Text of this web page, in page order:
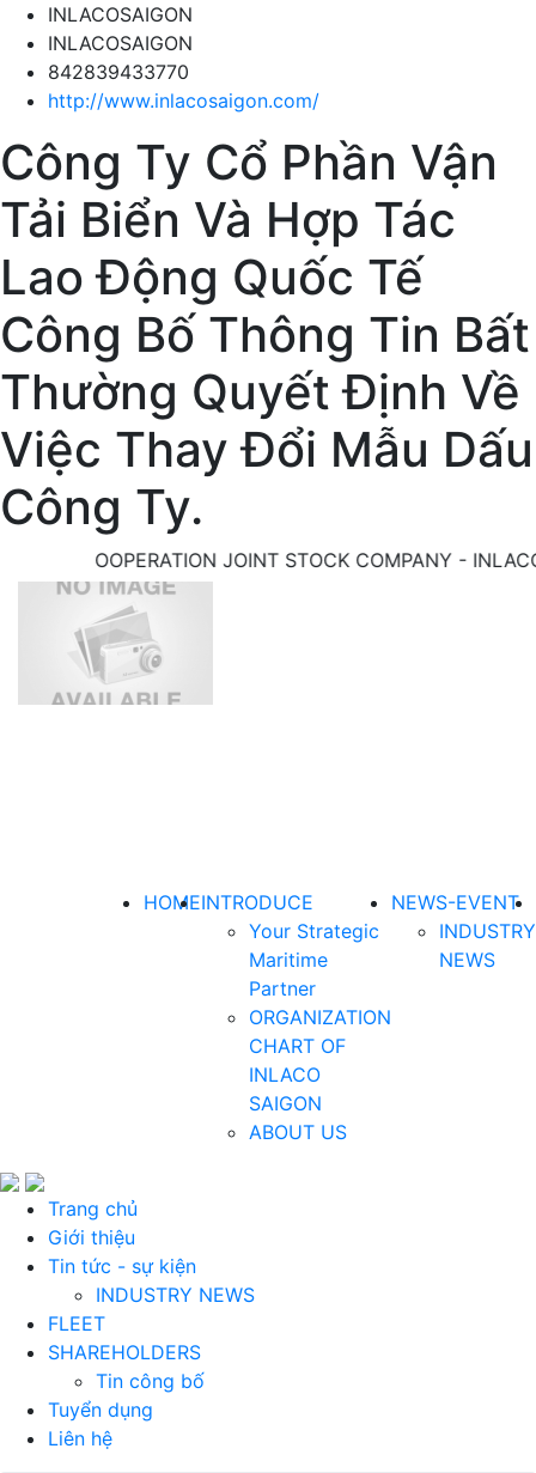
INLACOSAIGON
INLACOSAIGON
842839433770
http://www.inlacosaigon.com/
Công Ty Cổ Phần Vận
Tải Biển Và Hợp Tác
Lao Động Quốc Tế
Công Bố Thông Tin Bất
Thường Quyết Định Về
Việc Thay Đổi Mẫu Dấu
Công Ty.
COOPERATION JOINT STOCK COMPANY - INLACO
HOMEINTRODUCE
Your Strategic
Maritime
Partner
ORGANIZATION
CHART OF
INLACO
SAIGON
ABOUT US
NEWS-EVENT
INDUSTRY
NEWS
Trang chủ
Giới thiệu
Tin tức - sự kiện
INDUSTRY NEWS
FLEET
SHAREHOLDERS
Tin công bố
Tuyển dụng
Liên hệ